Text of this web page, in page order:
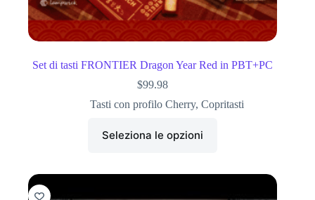
Set di tasti FRONTIER Dragon Year Red in PBT+PC
$99.98
Tasti con profilo Cherry, Copritasti
Seleziona le opzioni